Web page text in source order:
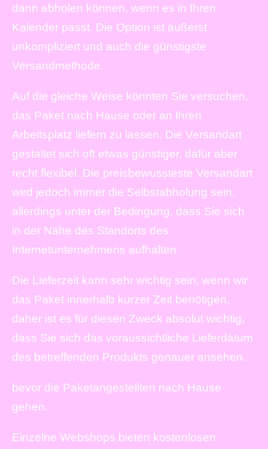
dann abholen können, wenn es in Ihren
Kalender passt. Die Option ist äußerst
unkompliziert und auch die günstigste
Versandmethode.
Auf die gleiche Weise könnten Sie versuchen,
das Paket nach Hause oder an Ihren
Arbeitsplatz liefern zu lassen. Die Versandart
gestaltet sich oft etwas günstiger, dafür aber
recht flexibel. Die preisbewussteste Versandart
wird jedoch immer die Selbstabholung sein,
allerdings unter der Bedingung, dass Sie sich
in der Nähe des Standorts des
Internetunternehmens aufhalten.
Die Lieferzeit kann sehr wichtig sein, wenn wir
das Paket innerhalb kurzer Zeit benötigen,
daher ist es für diesen Zweck absolut wichtig,
dass Sie sich das voraussichtliche Lieferdatum
des betreffenden Produkts genauer ansehen.
bevor die Paketangestellten nach Hause
gehen.
Einzelne Webshops bieten kostenlosen